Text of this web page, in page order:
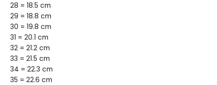
28 = 18.5 cm
29 = 18.8 cm
30 = 19.8 cm
31 = 20.1 cm
32 = 21.2 cm
33 = 21.5 cm
34 = 22.3 cm
35 = 22.6 cm